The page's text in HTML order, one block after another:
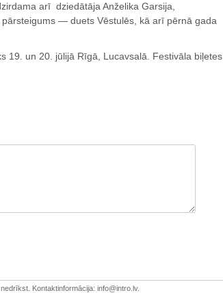
arī dziedātāja Anželika Garsija,
pārsteigums — duets Vēstulēs, kā arī pērnā gada
19. un 20. jūlijā Rīgā, Lucavsalā. Festivāla biļetes
Kontaktinformācija: info@intro.lv.